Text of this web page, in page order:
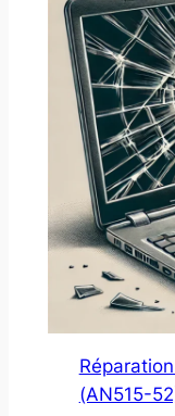
(AN515-